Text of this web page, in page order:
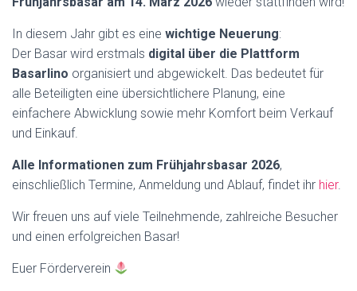
In diesem Jahr gibt es eine wichtige Neuerung:
Der Basar wird erstmals digital über die Plattform
Basarlino organisiert und abgewickelt. Das bedeutet für
alle Beteiligten eine übersichtlichere Planung, eine
einfachere Abwicklung sowie mehr Komfort beim Verkauf
und Einkauf.
Alle Informationen zum Frühjahrsbasar 2026,
einschließlich Termine, Anmeldung und Ablauf, findet ihr hier.
Wir freuen uns auf viele Teilnehmende, zahlreiche Besucher
und einen erfolgreichen Basar!
Euer Förderverein